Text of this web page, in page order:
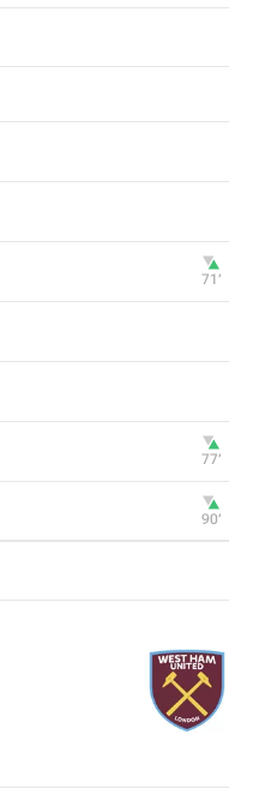
71‎’‎
77‎’‎
90‎’‎